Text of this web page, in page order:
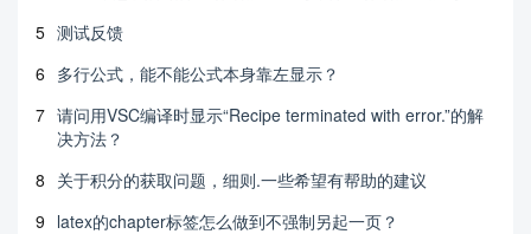
5 测试反馈
6 多行公式，能不能公式本身靠左显示？
7 请问用VSC编译时显示“Recipe terminated with error.”的解
决方法？
8 关于积分的获取问题，细则.一些希望有帮助的建议
9 latex的chapter标签怎么做到不强制另起一页？